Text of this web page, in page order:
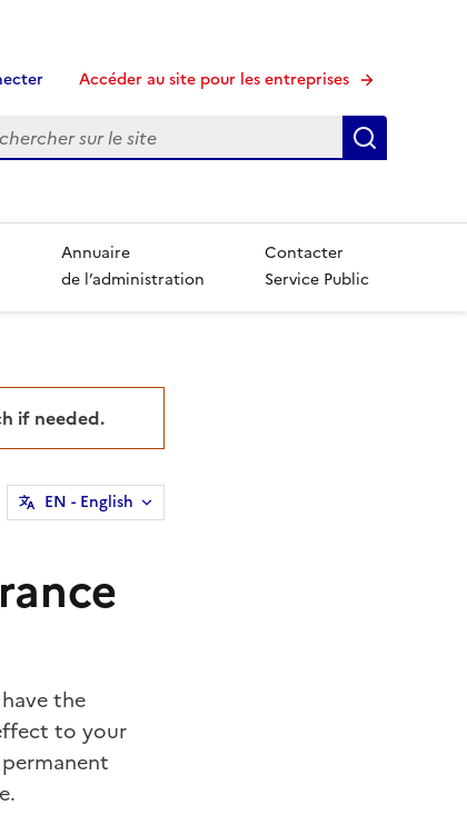
Accéder au site pour les entreprises
Annuaire
de l’administration
Contacter
Service Public
if needed.
EN - English
the
to your